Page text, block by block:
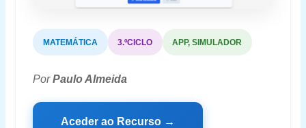
MATEMÁTICA 3.ºCICLO APP, SIMULADOR
PorPaulo Almeida
Aceder ao Recurso →